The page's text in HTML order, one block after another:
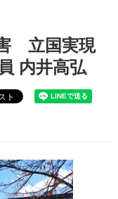
立国実現の不安の種 本社
害 立国実現
内井高弘
ト